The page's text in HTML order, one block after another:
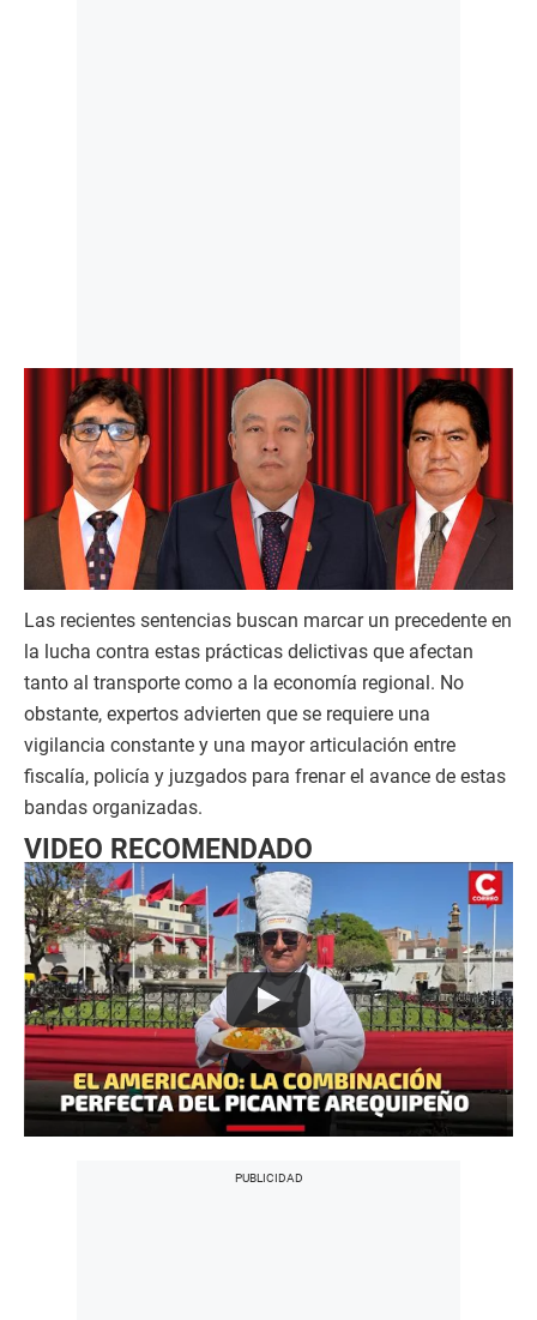
Las recientes sentencias buscan marcar un precedente en
la lucha contra estas prácticas delictivas que afectan
tanto al transporte como a la economía regional. No
obstante, expertos advierten que se requiere una
vigilancia constante y una mayor articulación entre
fiscalía, policía y juzgados para frenar el avance de estas
bandas organizadas.
VIDEO RECOMENDADO